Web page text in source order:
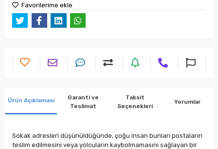
Favorilerime ekle
Ürün Açıklaması
Garanti ve
Teslimat
Taksit
Seçenekleri
Yorumlar
Sokak adresleri düşünüldüğünde, çoğu insan bunları postaların
teslim edilmesini veya yolcuların kaybolmamasını sağlayan bir